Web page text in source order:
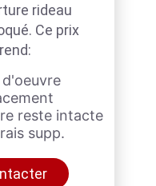
rideau
Ce prix
reste intacte
supp.